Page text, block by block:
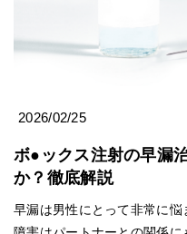
2026/02/25
ボ●ックス注射の早漏
か？徹底解説
早漏は男性にとって非常に